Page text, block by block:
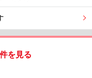
を見る